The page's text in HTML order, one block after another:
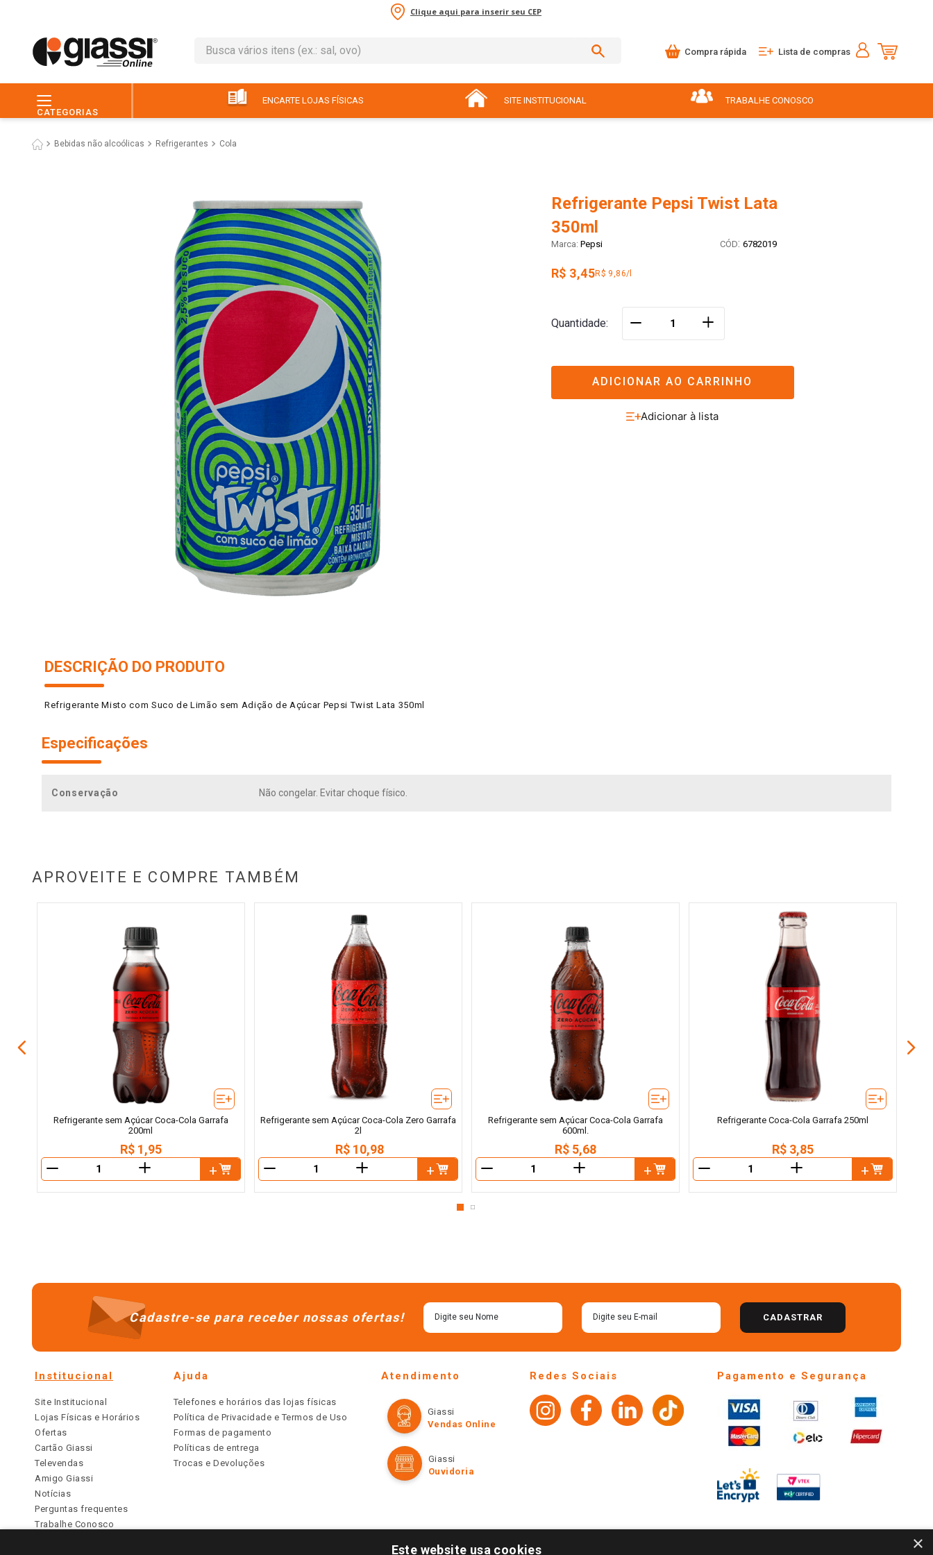
Clique aqui para inserir seu CEP
Busca vários itens (ex.: sal, ovo)
Compra rápida Lista de compras
CATEGORIAS
ENCARTE LOJAS FÍSICAS SITE INSTITUCIONAL TRABALHE CONOSCO
Bebidas não alcoólicas Refrigerantes Cola
Refrigerante Pepsi Twist Lata
350ml
Pepsi : 6782019
R$ 3,45R$ 9,86/l
Quantidade ＋
ADICIONAR AO CARRINHO
DESCRIÇÃO DO PRODUTO
Refrigerante Misto com Suco de Limão sem Adição de Açúcar Pepsi Twist Lata 350ml
Especificações
Conservação Não congelar. Evitar choque físico.
APROVEITE E COMPRE TAMBÉM
Refrigerante sem Açúcar Coca-Cola Garrafa
200ml
R$ 1,95
＋
Refrigerante sem Açúcar Coca-Cola Zero Garrafa
2l
R$ 10,98
＋
Refrigerante sem Açúcar Coca-Cola Garrafa
600ml.
R$ 5,68
＋
Refrigerante Coca-Cola Garrafa 250ml
R$ 3,85
＋
Cadastre-se para receber nossas ofertas! CADASTRAR
Institucional
Site Institucional
Lojas Físicas e Horários
Ofertas
Cartão Giassi
Televendas
Amigo Giassi
Notícias
Perguntas frequentes
Trabalhe Conosco
Ajuda
Telefones e horários das lojas físicas
Política de Privacidade e Termos de Uso
Formas de pagamento
Políticas de entrega
Trocas e Devoluções
Atendimento
Giassi
Vendas Online
Giassi
Ouvidoria
Redes Sociais Pagamento e Segurança
×
Este website usa cookies
café
3 queijo
6º macarrão
7º arroz
8º pão
9 º ovo
10